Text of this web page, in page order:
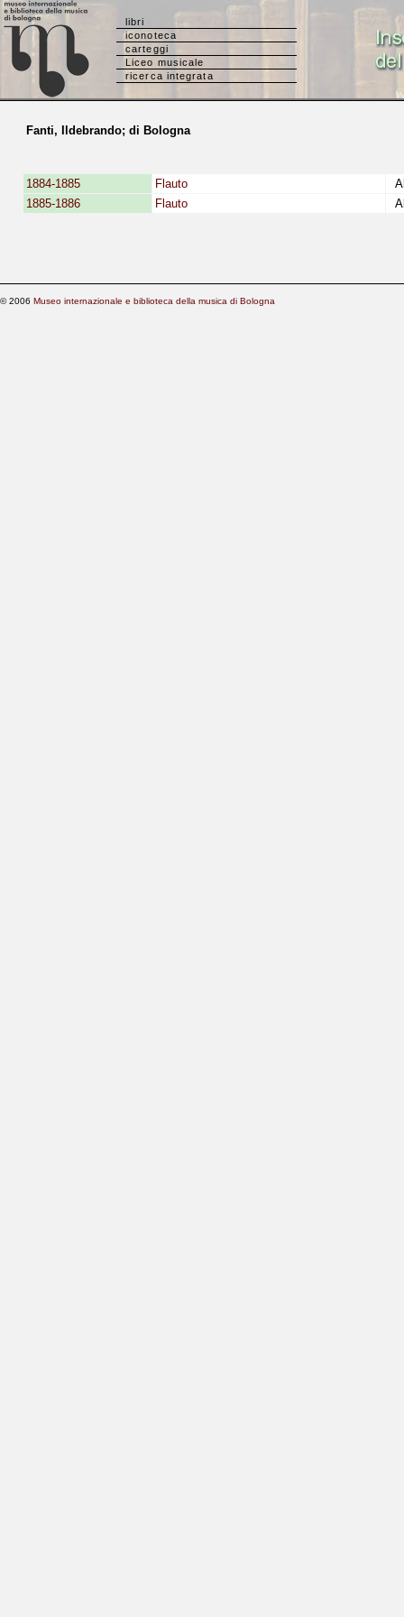
libri
iconoteca
carteggi
Liceo musicale
ricerca integrata
Fanti, Ildebrando; di Bologna
1884-1885 Flauto
1885-1886
Flauto
© 2006 Museo internazionale e biblioteca della musica di Bologna